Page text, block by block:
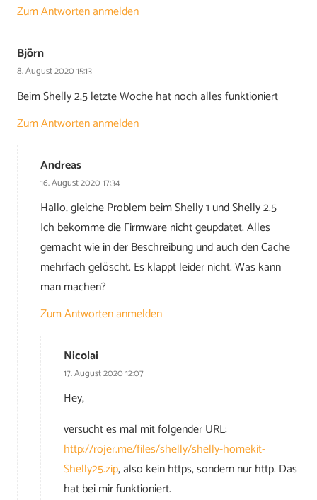
Zum Antworten anmelden
Björn
8. August 2020 15:13
Beim Shelly 2,5 letzte Woche hat noch alles funktioniert
Zum Antworten anmelden
Andreas
16. August 2020 17:34
Hallo, gleiche Problem beim Shelly 1 und Shelly 2.5
Ich bekomme die Firmware nicht geupdatet. Alles
gemacht wie in der Beschreibung und auch den Cache
mehrfach gelöscht. Es klappt leider nicht. Was kann
man machen?
Zum Antworten anmelden
Nicolai
17. August 2020 12:07
Hey,
versucht es mal mit folgender URL:
http://rojer.me/files/shelly/shelly-homekit-
Shelly25.zip, also kein https, sondern nur http. Das
hat bei mir funktioniert.